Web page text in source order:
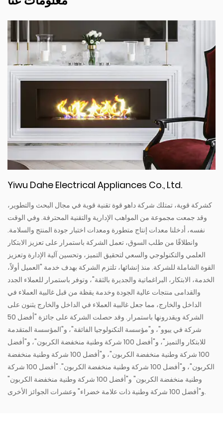
Yiwu Dahe Electrical Appliances Co., Ltd.
كشركة قوية، تمتلك شركة داهو قوة تقنية قوية في مجال البحث والتطوير،
وقد جمعت مجموعة من المواهب الإدارية والتقنية المحترفة. وفي الوقت
نفسه، أدخلنا معدات إنتاج متطورة ومعدات اختبار جودة المنتج والسلامة.
وانطلاقًا من طلب السوق، تعمل الشركة باستمرار على تعزيز الابتكار
العلمي والتكنولوجي والسعي لتحقيق التميز، وتحسين آلية الإدارة وتعزيز
القوة الشاملة للشركة. منذ إنشائها، تلتزم الشركة بهدف خدمة "العميل أولاً،
الخدمة، الابتكار، البراغماتية والجديرة بالثقة"، وتوفر باستمرار للعملاء الجدد
والقدامى منتجات عالية الجودة وخدمة يقظة من قبل غالبية العملاء في
الداخل والخارج، مما جعل غالبية العملاء في الداخل والخارج يثنون على
الشركة ويقدرونها باستمرار. وقد حصلت الشركة على جائزة "أفضل 50
شركة في ييوو"، و"مؤسسة التكنولوجيا الفائقة"، و"المؤسسة المتقدمة
للابتكار والتميز"، و"أفضل 100 شركة وطنية منخفضة الكربون"، و"أفضل
100 شركة وطنية منخفضة الكربون"، و"أفضل 100 شركة وطنية منخفضة
الكربون"، و"أفضل 100 شركة وطنية منخفضة الكربون". "أفضل 100 شركة
وطنية منخفضة الكربون" و"أفضل 100 شركة وطنية منخفضة الكربون"
و"أفضل 100 شركة وطنية ذات علامة خضراء" وعشرات الجوائز الأخرى.